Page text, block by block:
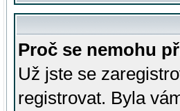
Proč se nemohu
Už jste se
registrovat. Byla